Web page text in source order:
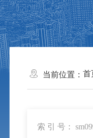
当前位置： 首
索 引 号：